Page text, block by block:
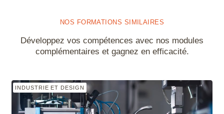
NOS FORMATIONS SIMILAIRES
Développez vos compétences avec nos modules
complémentaires et gagnez en efficacité.
INDUSTRIE ET DESIGN